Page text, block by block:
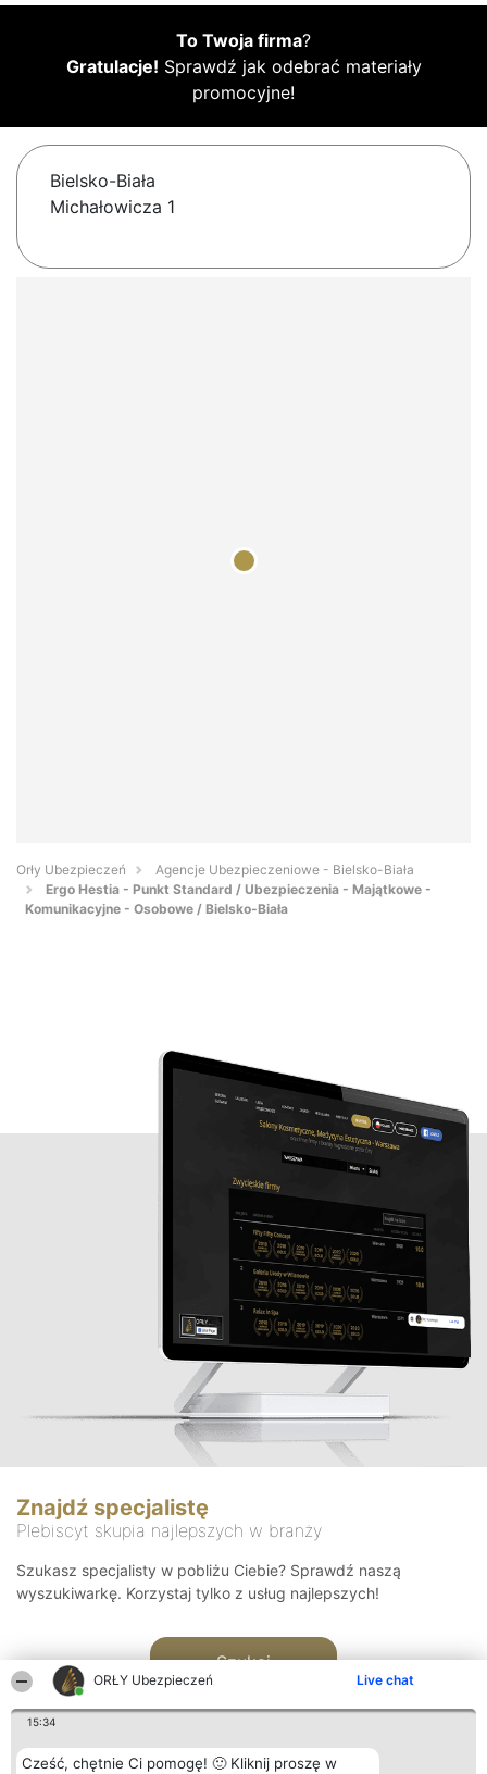
ORŁY Ubezpieczeń Live chat
15:34
Cześć, chętnie Ci pomogę! 🙂 Kliknij proszę w
To Twoja firma?
Gratulacje! Sprawdź jak odebrać materiały
promocyjne!
Bielsko-Biała
Michałowicza 1
Orły Ubezpieczeń
Agencje Ubezpieczeniowe - Bielsko-Biała
Ergo Hestia - Punkt Standard / Ubezpieczenia - Majątkowe -
Komunikacyjne - Osobowe / Bielsko-Biała
Znajdź specjalistę
Plebiscyt skupia najlepszych w branży
Szukasz specjalisty w pobliżu Ciebie? Sprawdź naszą
wyszukiwarkę. Korzystaj tylko z usług najlepszych!
Szukaj